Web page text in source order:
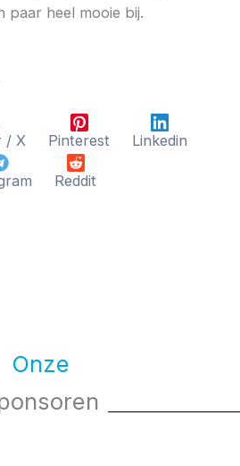
paar heel mooie bij.
/ X Pinterest Linkedin
Reddit
Onze